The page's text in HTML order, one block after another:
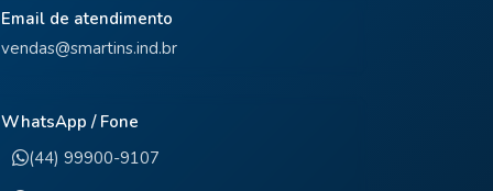
Email de atendimento
vendas@smartins.ind.br
WhatsApp / Fone
(44) 99900-9107